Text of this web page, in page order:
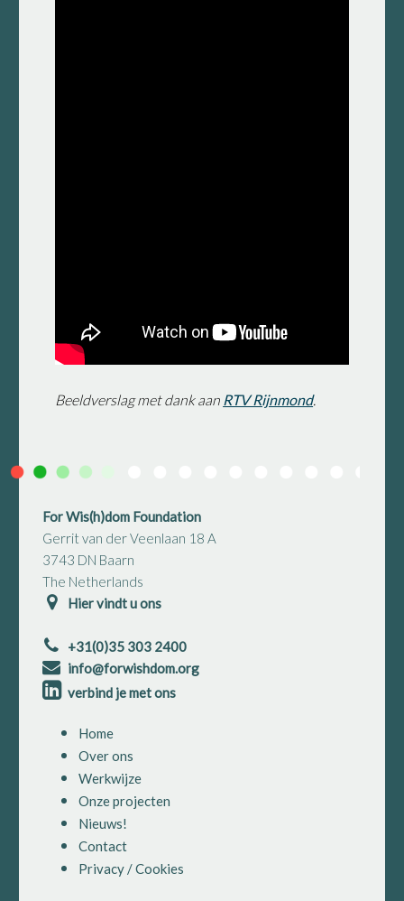
Beeldverslag met dank aan RTV Rijnmond.
For Wis(h)dom Foundation
Gerrit van der Veenlaan 18 A
3743 DN Baarn
The Netherlands
Hier vindt u ons
+31(0)35 303 2400
info@forwishdom.org
verbind je met ons
Home
Over ons
Werkwijze
Onze projecten
Nieuws!
Contact
Privacy / Cookies